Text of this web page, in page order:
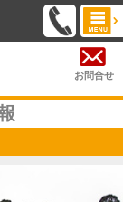
お問合せ